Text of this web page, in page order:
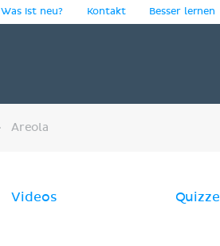
Was ist neu? Kontakt Besser lernen
Areola
Videos Quizze